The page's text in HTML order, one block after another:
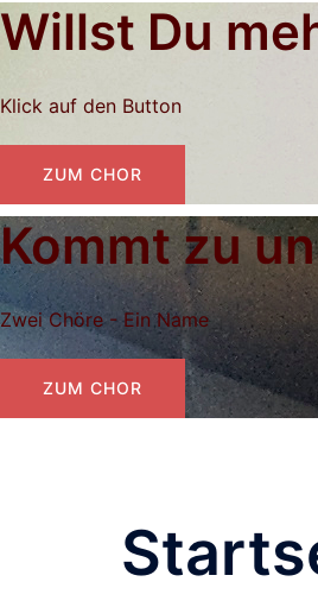
Willst Du
Klick auf den Button
ZUM CHOR
Kommt zu
Zwei Chöre - Ein Name
ZUM CHOR